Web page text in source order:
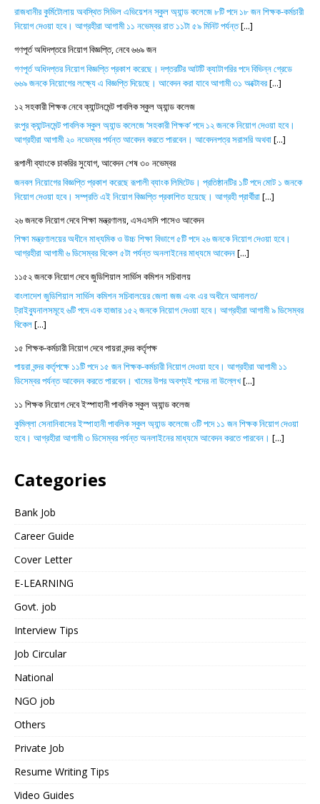
রাজধানীর কুর্মিটোলায় অবস্থিত সিভিল এভিয়েশন স্কুল অ্যান্ড কলেজে ৮টি পদে ১৮ জন শিক্ষক-কর্মচারী
নিয়োগ দেওয়া হবে। আগ্রহীরা আগামী ১১ নভেম্বর রাত ১১টা ৫৯ মিনিট পর্যন্ত[...]
গণপূর্ত অধিদপ্তরে নিয়োগ বিজ্ঞপ্তি, নেবে ৬৬৯ জন
গণপূর্ত অধিদপ্তর নিয়োগ বিজ্ঞপ্তি প্রকাশ করেছে। দপ্তরটির আটটি ক্যাটাগরির পদে বিভিন্ন গ্রেডে
৬৬৯ জনকে নিয়োগের লক্ষ্যে এ বিজ্ঞপ্তি দিয়েছে। আবেদন করা যাবে আগামী ৩১ অক্টোবর[...]
১২ সহকারী শিক্ষক নেবে ক্যান্টনমেন্ট পাবলিক স্কুল অ্যান্ড কলেজ
রংপুর ক্যান্টনমেন্ট পাবলিক স্কুল অ্যান্ড কলেজে ‘সহকারী শিক্ষক’ পদে ১২ জনকে নিয়োগ দেওয়া হবে।
আগ্রহীরা আগামী ২০ নভেম্বর পর্যন্ত আবেদন করতে পারবেন। আবেদনপত্র সরাসরি অথবা[...]
রূপালী ব্যাংকে চাকরির সুযোগ, আবেদন শেষ ৩০ নভেম্বর
জনবল নিয়োগের বিজ্ঞপ্তি প্রকাশ করেছে রূপালী ব্যাংক লিমিটেড। প্রতিষ্ঠানটির ১টি পদে মোট ১ জনকে
নিয়োগ দেওয়া হবে। সম্প্রতি এই নিয়োগ বিজ্ঞপ্তি প্রকাশিত হয়েছে। আগ্রহী প্রার্থীরা[...]
২৬ জনকে নিয়োগ দেবে শিক্ষা মন্ত্রণালয়, এসএসসি পাসেও আবেদন
শিক্ষা মন্ত্রণালয়ের অধীনে মাধ্যমিক ও উচ্চ শিক্ষা বিভাগে ৫টি পদে ২৬ জনকে নিয়োগ দেওয়া হবে।
আগ্রহীরা আগামী ৬ ডিসেম্বর বিকেল ৫টা পর্যন্ত অনলাইনের মাধ্যমে আবেদন[...]
১১৫২ জনকে নিয়োগ দেবে জুডিশিয়াল সার্ভিস কমিশন সচিবালয়
বাংলাদেশ জুডিশিয়াল সার্ভিস কমিশন সচিবালয়ের জেলা জজ এবং এর অধীনে আদালত/
ট্রাইব্যুনালসমূহে ৬টি পদে এক হাজার ১৫২ জনকে নিয়োগ দেওয়া হবে। আগ্রহীরা আগামী ৯ ডিসেম্বর
বিকেল[...]
১৫ শিক্ষক-কর্মচারী নিয়োগ দেবে পায়রা বন্দর কর্তৃপক্ষ
পায়রা বন্দর কর্তৃপক্ষে ১১টি পদে ১৫ জন শিক্ষক-কর্মচারী নিয়োগ দেওয়া হবে। আগ্রহীরা আগামী ১১
ডিসেম্বর পর্যন্ত আবেদন করতে পারবেন। খামের উপর অবশ্যই পদের না উল্লেখ[...]
১১ শিক্ষক নিয়োগ দেবে ইস্পাহানী পাবলিক স্কুল অ্যান্ড কলেজ
কুমিল্লা সেনানিবাসের ইস্পাহানী পাবলিক স্কুল অ্যান্ড কলেজে ৩টি পদে ১১ জন শিক্ষক নিয়োগ দেওয়া
হবে। আগ্রহীরা আগামী ৩ ডিসেম্বর পর্যন্ত অনলাইনের মাধ্যমে আবেদন করতে পারবেন। [...]
Categories
Bank Job
Career Guide
Cover Letter
E-LEARNING
Govt. job
Interview Tips
Job Circular
National
NGO job
Others
Private Job
Resume Writing Tips
Video Guides